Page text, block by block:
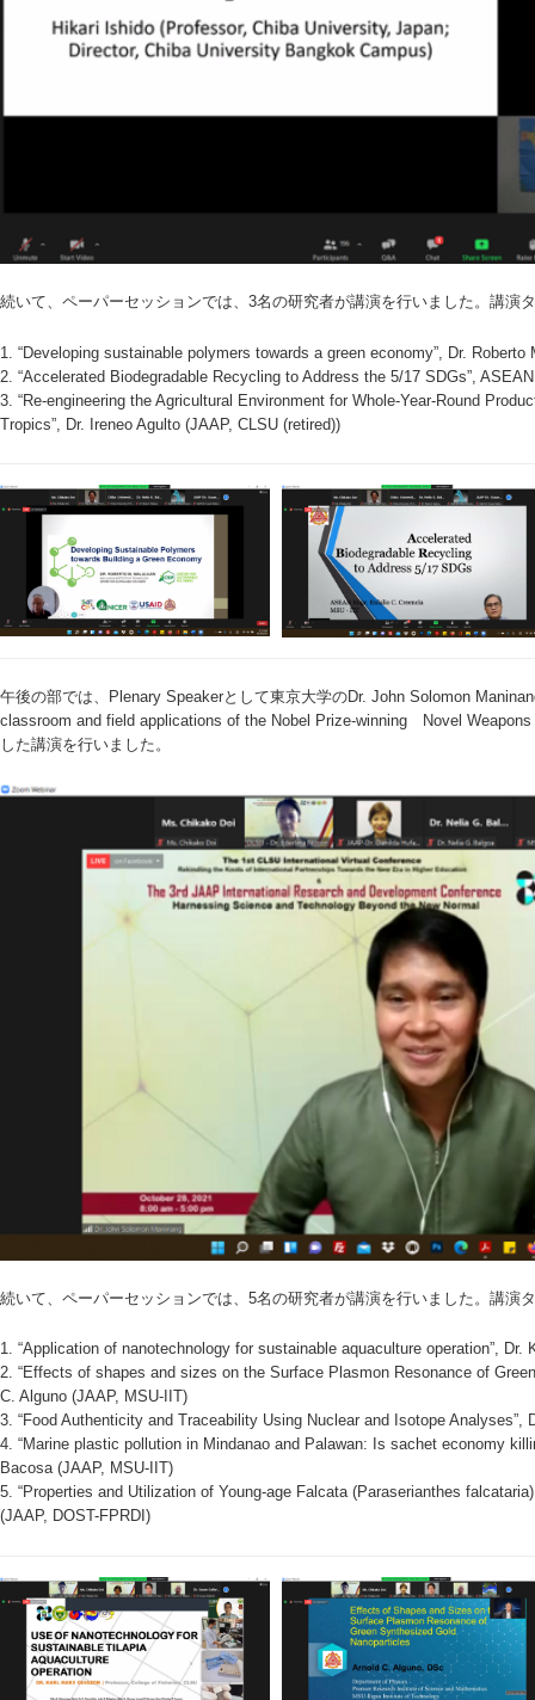
続いて、ペーパーセッションでは、3名の研究者が講演を行いました。講演
1. “Developing sustainable polymers towards a green economy”, Dr.
2. “Accelerated Biodegradable Recycling to Address the 5/17 SDGs”,
3. “Re-engineering the Agricultural Environment for Whole-Year-Round
Tropics”, Dr. Ireneo Agulto (JAAP, CLSU (retired))
午後の部では、Plenary Speakerとして東京大学のDr. John Solomon
classroom and field applications of the Nobel Prize-winning Novel
した講演を行いました。
続いて、ペーパーセッションでは、5名の研究者が講演を行いました。講演
1. “Application of nanotechnology for sustainable aquaculture operation”, Dr.
2. “Effects of shapes and sizes on the Surface Plasmon Resonance of
C. Alguno (JAAP, MSU-IIT)
3. “Food Authenticity and Traceability Using Nuclear and Isotope Analyses”,
4. “Marine plastic pollution in Mindanao and Palawan: Is sachet economy
Bacosa (JAAP, MSU-IIT)
5. “Properties and Utilization of Young-age Falcata (Paraserianthes
(JAAP, DOST-FPRDI)